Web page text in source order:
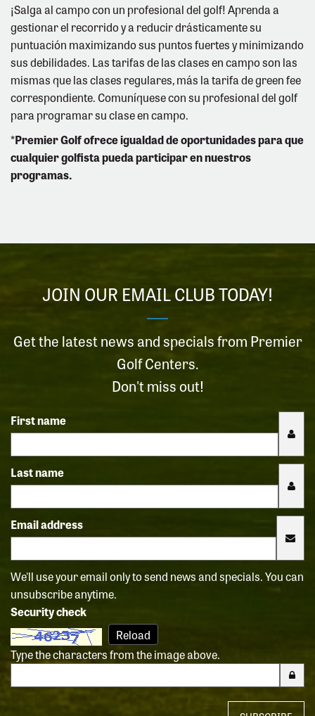
¡Salga al campo con un profesional del golf! Aprenda a
gestionar el recorrido y a reducir drásticamente su
puntuación maximizando sus puntos fuertes y minimizando
sus debilidades. Las tarifas de las clases en campo son las
mismas que las clases regulares, más la tarifa de green fee
correspondiente. Comuníquese con su profesional del golf
para programar su clase en campo.
*Premier Golf ofrece igualdad de oportunidades para que
cualquier golfista pueda participar en nuestros
programas.
JOIN OUR EMAIL CLUB TODAY!
Get the latest news and specials from Premier
Golf Centers.
Don't miss out!
First name
Last name
Email address
We'll use your email only to send news and specials. You can
unsubscribe anytime.
Security check
Reload
Type the characters from the image above.